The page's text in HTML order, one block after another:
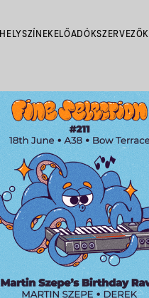
HELYSZÍNEK ELŐADÓKSZERVEZŐK